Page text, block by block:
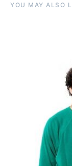
YOU MAY ALSO